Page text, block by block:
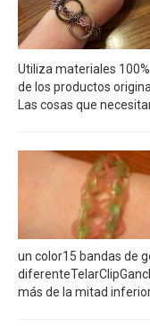
Utiliza materiales
de los productos
Las cosas que
un color15 bandas de
más de la mitad